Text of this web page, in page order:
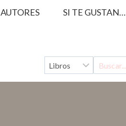
AUTORES SI TE GUSTAN…